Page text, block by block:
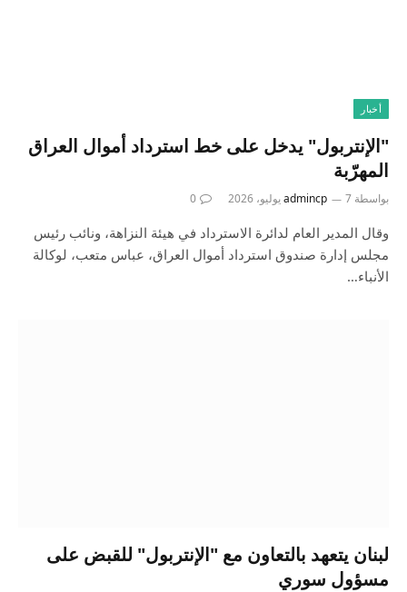
أخبار
"الإنتربول" يدخل على خط استرداد أموال العراق
المهرّبة
بواسطة admincp 7 يوليو، 2026 0
وقال المدير العام لدائرة الاسترداد في هيئة النزاهة، ونائب رئيس
مجلس إدارة صندوق استرداد أموال العراق، عباس متعب، لوكالة
الأنباء…
لبنان يتعهد بالتعاون مع "الإنتربول" للقبض على
مسؤول سوري